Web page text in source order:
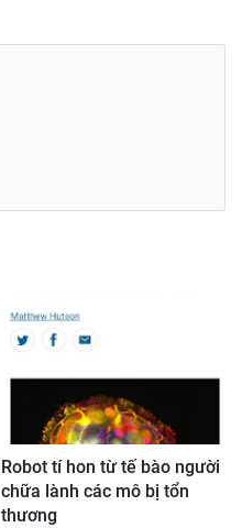
Robot tí hon từ tế bào người
chữa lành các mô bị tổn
thương